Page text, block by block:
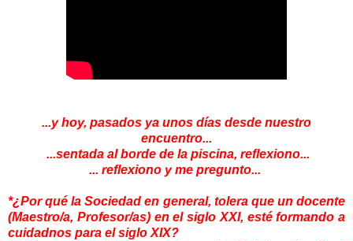
...y hoy, pasados ya unos días desde nuestro
encuentro...
...sentada al borde de la piscina, reflexiono...
... reflexiono y me pregunto...
*¿Por qué la Sociedad en general, tolera que un docente
(Maestro/a, Profesor/as) en el siglo XXI, esté formando a
cuidadnos para el siglo XIX?